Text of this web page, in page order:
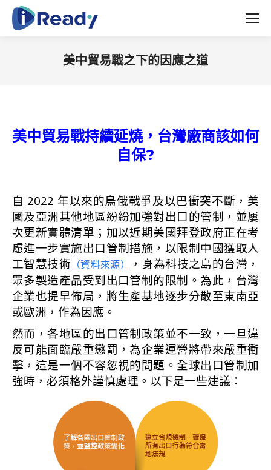
美中貿易戰之下的因應之道
美中貿易戰持續延燒，台灣廠商該如何
自保?
自 2022 年以來的烏俄戰爭及以巴衝突不斷，美
國及亞洲其他地區紛紛加強對出口的管制，並屢
次更新實體清單；加以近期美國拜登政府正在考
慮進一步實施出口管制措施，以限制中國獲取人
工智慧技術 （資料來源）
，身為科技之島的台灣，
眾多製造產品受到出口管制的限制。為此，台灣
企業也提早佈局，將生產基地逐步分散至東南亞
或歐洲，作為因應。
然而，各地區的出口管制政策並不一致，一旦違
反可能面臨嚴重懲罰，為企業運營將帶來嚴重衝
擊，這是一個不容忽視的問題。全球出口管制加
強時，必須格外謹慎處理。以下是一些建議：